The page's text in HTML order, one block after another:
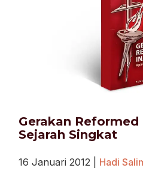
Gerakan Reformed
Sejarah Singkat
16 Januari 2012 Hadi